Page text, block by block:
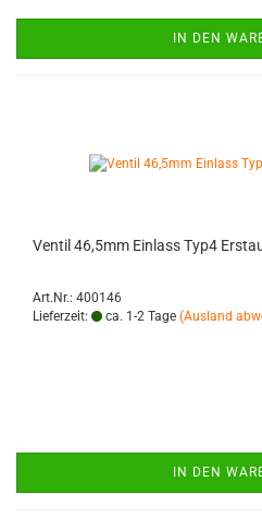
IN DEN
Ventil 46,5mm Einlass Typ4
Art.Nr.: 400146
Lieferzeit:
ca. 1-2 Tage (Ausland
IN DEN